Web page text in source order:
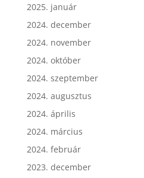
2025. január
2024. december
2024. november
2024. október
2024. szeptember
2024. augusztus
2024. április
2024. március
2024. február
2023. december